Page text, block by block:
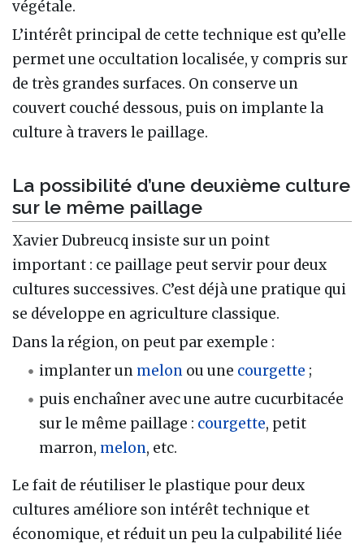
végétale.
L’intérêt principal de cette technique est qu’elle
permet une occultation localisée, y compris sur
de très grandes surfaces. On conserve un
couvert couché dessous, puis on implante la
culture à travers le paillage.
La possibilité d’une deuxième culture
sur le même paillage
Xavier Dubreucq insiste sur un point
important : ce paillage peut servir pour deux
cultures successives. C’est déjà une pratique qui
se développe en agriculture classique.
Dans la région, on peut par exemple :
implanter un melon ou une courgette ;
puis enchaîner avec une autre cucurbitacée
sur le même paillage : courgette, petit
marron, melon, etc.
Le fait de réutiliser le plastique pour deux
cultures améliore son intérêt technique et
économique, et réduit un peu la culpabilité liée